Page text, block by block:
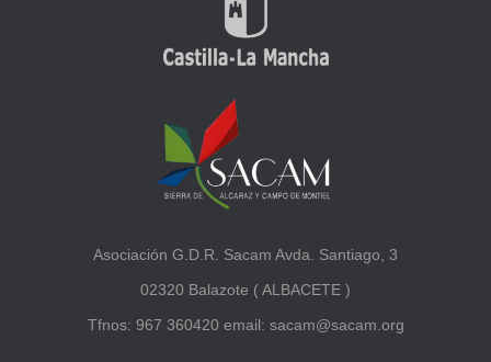
Asociación G.D.R. Sacam Avda. Santiago, 3
02320 Balazote ( ALBACETE )
Tfnos: 967 360420 email: sacam@sacam.org